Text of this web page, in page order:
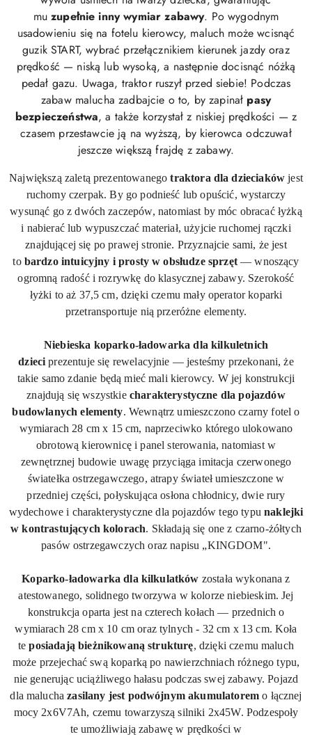
muzupełnie inny wymiar zabawy. Po wygodnym
usadowieniu się na fotelu kierowcy, maluch może wcisnąć
guzik START, wybrać przełącznikiem kierunek jazdy oraz
prędkość — niską lub wysoką, a następnie docisnąć nóżką
pedał gazu. Uwaga, traktor ruszył przed siebie! Podczas
zabaw malucha zadbajcie o to, by zapinał pasy
bezpieczeństwa, a także korzystał z niskiej prędkości — z
czasem przestawcie ją na wyższą, by kierowca odczuwał
jeszcze większą frajdę z zabawy.
Największą zaletą prezentowanego traktora dla dzieciaków jest
ruchomy czerpak. By go podnieść lub opuścić, wystarczy
wysunąć go z dwóch zaczepów, natomiast by móc obracać łyżką
i nabierać lub wypuszczać materiał, użyjcie ruchomej rączki
znajdującej się po prawej stronie. Przyznajcie sami, że jest
tobardzo intuicyjny i prosty w obsłudze sprzęt— wnoszący
ogromną radość i rozrywkę do klasycznej zabawy. Szerokość
łyżki to aż 37,5 cm, dzięki czemu mały operator koparki
przetransportuje nią przeróżne elementy.
Niebieska koparko-ładowarka dla kilkuletnich
dzieci prezentuje się rewelacyjnie — jesteśmy przekonani, że
takie samo zdanie będą mieć mali kierowcy. W jej konstrukcji
znajdują się wszystkie charakterystyczne dla pojazdów
budowlanych elementy. Wewnątrz umieszczono czarny fotel o
wymiarach 28 cm x 15 cm, naprzeciwko którego ulokowano
obrotową kierownicę i panel sterowania, natomiast w
zewnętrznej budowie uwagę przyciąga imitacja czerwonego
światełka ostrzegawczego, atrapy świateł umieszczone w
przedniej części, połyskująca osłona chłodnicy, dwie rury
wydechowe i charakterystyczne dla pojazdów tego typunaklejki
w kontrastujących kolorach. Składają się one z czarno-żółtych
pasów ostrzegawczych oraz napisu „KINGDOM".
Koparko-ładowarka dla kilkulatków została wykonana z
atestowanego, solidnego tworzywa w kolorze niebieskim. Jej
konstrukcja oparta jest na czterech kołach — przednich o
wymiarach 28 cm x 10 cm oraz tylnych - 32 cm x 13 cm. Koła
teposiadają bieżnikowaną strukturę, dzięki czemu maluch
może przejechać swą koparką po nawierzchniach różnego typu,
nie generując uciążliwego hałasu podczas swej zabawy. Pojazd
dla maluchazasilany jest podwójnym akumulatorem o łącznej
mocy 2x6V7Ah, czemu towarzyszą silniki 2x45W. Podzespoły
te umożliwiają zabawę w prędkości w